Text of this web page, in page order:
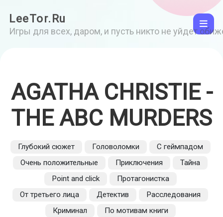
LeeTor.Ru
Игры для всех, даром, и пусть никто не уйдет
AGATHA CHRISTIE -
THE ABC MURDERS
Глубокий сюжет Головоломки
С геймпадом
Очень положительные
Приключения
Тайна
Point and click
Протагонистка
От третьего лица
Детектив
Расследования
Криминал
По мотивам книги